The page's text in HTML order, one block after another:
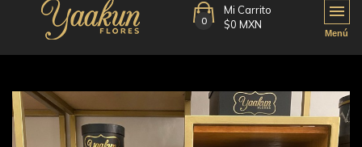
0
Mi Carrito
$0 MXN